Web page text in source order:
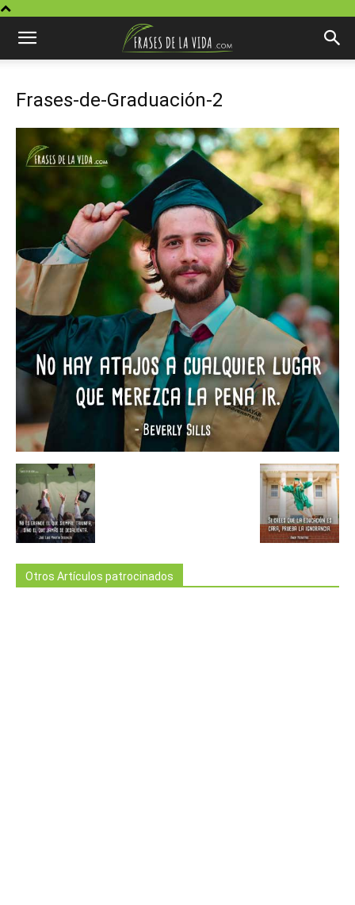
Frases-de-Graduación-2
Otros Artículos patrocinados